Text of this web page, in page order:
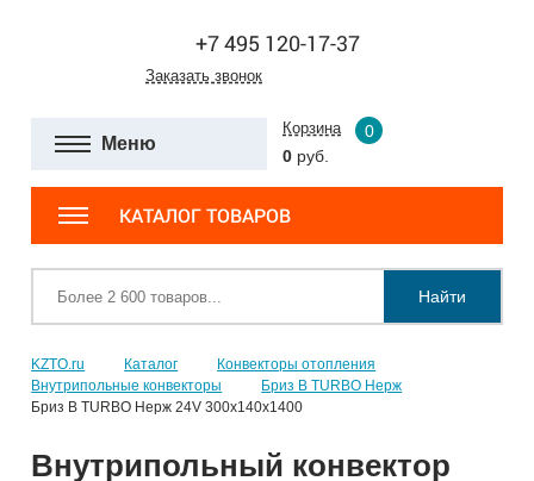
+7 495 120-17-37
Заказать звонок
Меню
Корзина
0
0 руб.
КАТАЛОГ ТОВАРОВ
Найти
KZTO.ru Каталог
Конвекторы отопления
Внутрипольные конвекторы
Бриз В TURBO Нерж
Бриз В TURBO Нерж 24V 300х140х1400
Внутрипольный конвектор